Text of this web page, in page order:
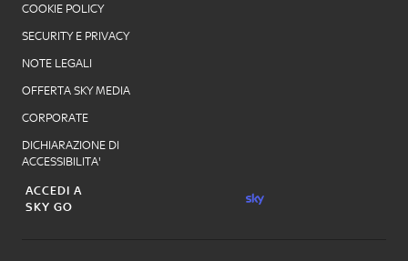
COOKIE POLICY
SECURITY E PRIVACY
NOTE LEGALI
OFFERTA SKY MEDIA
CORPORATE
DICHIARAZIONE DI
ACCESSIBILITA'
ACCEDI A
SKY GO